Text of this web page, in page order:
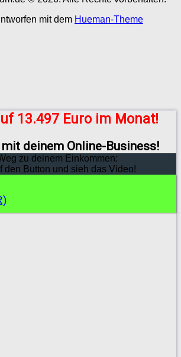
mit dem Hueman-Theme
13.497 Euro im Monat!
deinem Online-Business!
zu deinem Einkommen:
den Button und sieh das Video!